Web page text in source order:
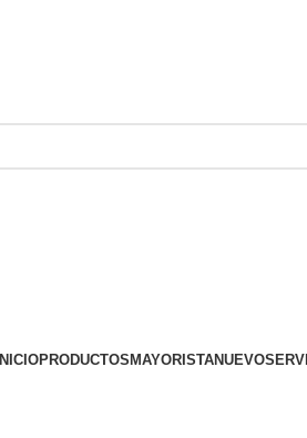
INICIOPRODUCTOS MAYORISTANUEVO